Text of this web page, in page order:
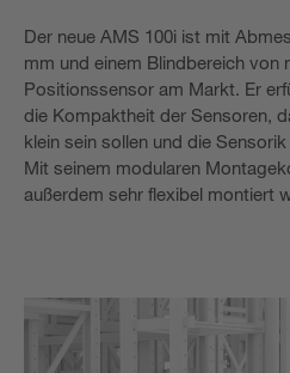
Der neue AMS 100i ist mit
mm und einem Blindbereich von
Positionssensor am Markt. Er
die Kompaktheit der Sensoren,
klein sein sollen und die
Mit seinem modularen
außerdem sehr flexibel montiert